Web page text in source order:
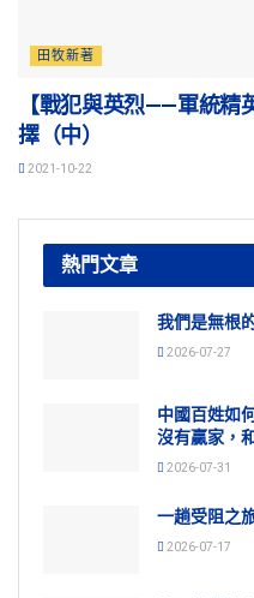
田牧新著
【戰犯與英烈——軍統
擇（中）
2021-10-22
熱門文章
我們是無根
2026-07-27
中國百姓如
沒有贏家，
2026-07-31
一趟受阻之
2026-07-17